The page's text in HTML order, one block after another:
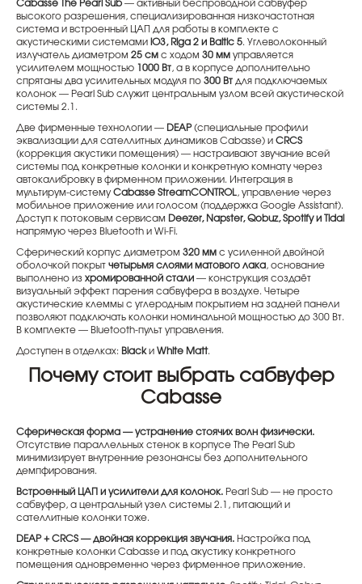
Cabasse The Pearl Sub— активный беспроводной сабвуфер
высокого разрешения, специализированная низкочастотная
система и встроенный ЦАП для работы в комплекте с
акустическими системами iO3, Riga 2 и Baltic 5. Углеволоконный
излучатель диаметром 25 см с ходом 30 мм управляется
усилителем мощностью 1000 Вт, а в корпусе дополнительно
спрятаны два усилительных модуля по 300 Вт для подключаемых
колонок — Pearl Sub служит центральным узлом всей акустической
системы 2.1.
Две фирменные технологии — DEAP(специальные профили
эквализации для сателлитных динамиков Cabasse) и CRCS
(коррекция акустики помещения) — настраивают звучание всей
системы под конкретные колонки и конкретную комнату через
автокалибровку в фирменном приложении. Интеграция в
мультирум-системуCabasse StreamCONTROL, управление через
мобильное приложение или голосом (поддержка Google Assistant).
Доступ к потоковым сервисам Deezer, Napster, Qobuz, Spotify и Tidal
напрямую через Bluetooth и Wi-Fi.
Сферический корпус диаметром 320 мм с усиленной двойной
оболочкой покрыт четырьмя слоями матового лака, основание
выполнено из хромированной стали — конструкция создаёт
визуальный эффект парения сабвуфера в воздухе. Четыре
акустические клеммы с углеродным покрытием на задней панели
позволяют подключать колонки номинальной мощностью до 300 Вт.
В комплекте — Bluetooth-пульт управления.
Доступен в отделках: Blackи White Matt.
Почему стоит выбрать сабвуфер
Cabasse
Сферическая форма — устранение стоячих волн физически.
Отсутствие параллельных стенок в корпусе The Pearl Sub
минимизирует внутренние резонансы без дополнительного
демпфирования.
Встроенный ЦАП и усилители для колонок. Pearl Sub — не просто
сабвуфер, а центральный узел системы 2.1, питающий и
сателлитные колонки тоже.
DEAP + CRCS — двойная коррекция звучания. Настройка под
конкретные колонки Cabasse и под акустику конкретного
помещения одновременно через фирменное приложение.